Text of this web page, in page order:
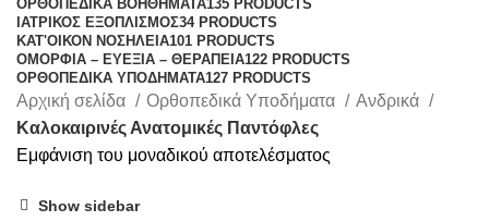
ΟΡΘΟΠΕΔΙΚΆ ΒΟΗΘΉΜΑΤΑ135 PRODUCTS
ΙΑΤΡΙΚΌΣ ΕΞΟΠΛΙΣΜΌΣ34 PRODUCTS
ΚΑΤ'ΟΊΚΟΝ ΝΟΣΗΛΕΊΑ101 PRODUCTS
ΟΜΟΡΦΙΆ – ΕΥΕΞΊΑ – ΘΕΡΑΠΕΊΑ122 PRODUCTS
ΟΡΘΟΠΕΔΙΚΆ ΥΠΟΔΉΜΑΤΑ127 PRODUCTS
Αρχική σελίδα Ορθοπεδικά Υποδήματα
Ανδρικά
Καλοκαιρινές Ανατομικές Παντόφλες
Εμφάνιση του μοναδικού αποτελέσματος
Show sidebar